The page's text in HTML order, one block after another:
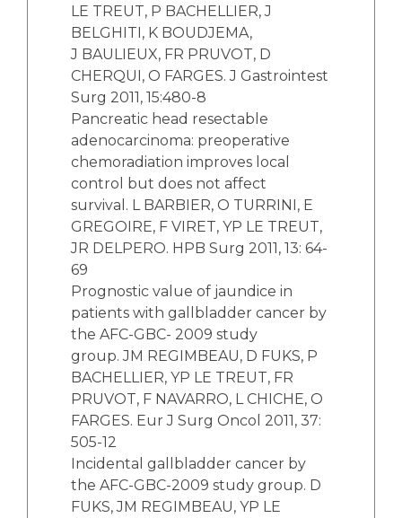
LE TREUT, P BACHELLIER, J
BELGHITI, K BOUDJEMA,
J BAULIEUX, FR PRUVOT, D
CHERQUI, O FARGES. J Gastrointest
Surg 2011, 15:480-8
Pancreatic head resectable
adenocarcinoma: preoperative
chemoradiation improves local
control but does not affect
survival. L BARBIER, O TURRINI, E
GREGOIRE, F VIRET, YP LE TREUT,
JR DELPERO. HPB Surg 2011, 13: 64-
69
Prognostic value of jaundice in
patients with gallbladder cancer by
the AFC-GBC- 2009 study
group. JM REGIMBEAU, D FUKS, P
BACHELLIER, YP LE TREUT, FR
PRUVOT, F NAVARRO, L CHICHE, O
FARGES. Eur J Surg Oncol 2011, 37:
505-12
Incidental gallbladder cancer by
the AFC-GBC-2009 study group. D
FUKS, JM REGIMBEAU, YP LE